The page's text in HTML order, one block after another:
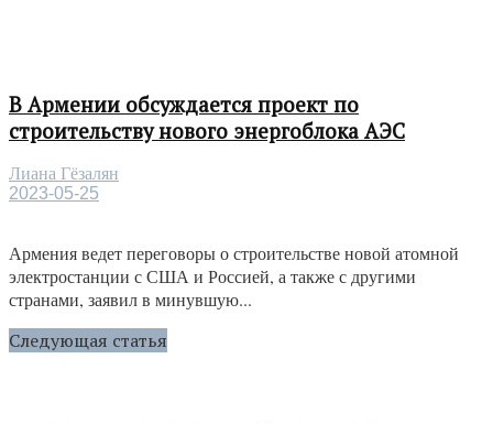
В Армении обсуждается проект по
строительству нового энергоблока АЭС
Лиана Гёзалян
2023-05-25
Армения ведет переговоры о строительстве новой атомной
электростанции с США и Россией, а также с другими
странами, заявил в минувшую...
Следующая статья